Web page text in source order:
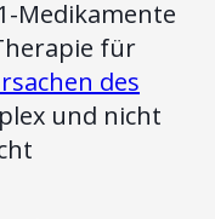
Medikamente
für
des
und nicht